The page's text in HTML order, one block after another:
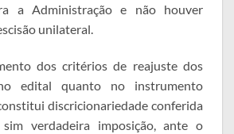
a Administração e não houver
unilateral.
dos critérios de reajuste dos
edital quanto no instrumento
discricionariedade conferida
verdadeira imposição, ante o